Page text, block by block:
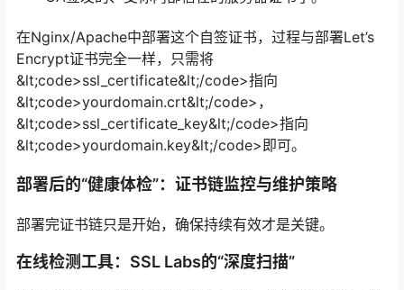
在Nginx/Apache中部署这个自签证书，过程与部署Let’s
Encrypt证书完全一样，只需将
&lt;code>ssl_certificate&lt;/code>指向
&lt;code>yourdomain.crt&lt;/code>，
&lt;code>ssl_certificate_key&lt;/code>指向
&lt;code>yourdomain.key&lt;/code>即可。
部署后的“健康体检”：证书链监控与维护策略
部署完证书链只是开始，确保持续有效才是关键。
在线检测工具：SSL Labs的“深度扫描”